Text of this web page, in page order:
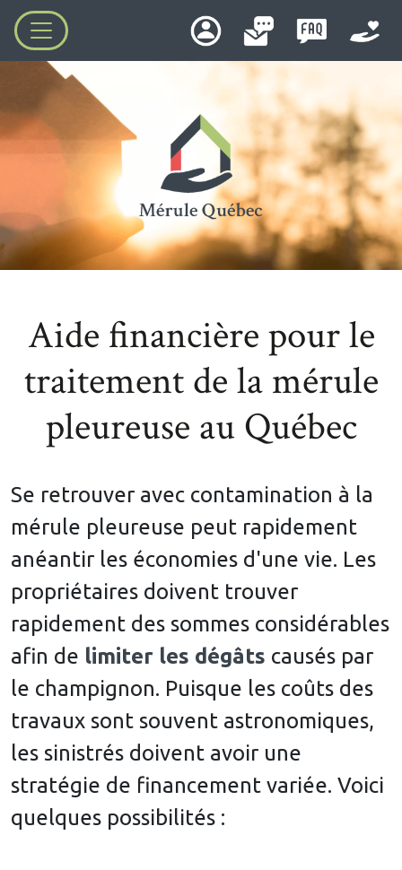
Aide financière pour le
traitement de la mérule
pleureuse au Québec
Se retrouver avec contamination à la
mérule pleureuse peut rapidement
anéantir les économies d'une vie. Les
propriétaires doivent trouver
rapidement des sommes considérables
afin de limiter les dégâts causés par
le champignon. Puisque les coûts des
travaux sont souvent astronomiques,
les sinistrés doivent avoir une
stratégie de financement variée. Voici
quelques possibilités :